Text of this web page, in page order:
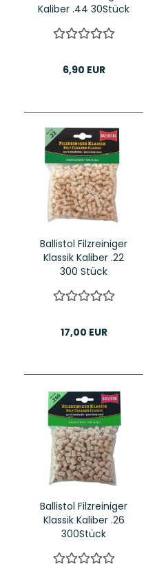
Kaliber .44 30Stück
6,90 EUR
Ballistol Filzreiniger
Klassik Kaliber .22
300 Stück
17,00 EUR
Ballistol Filzreiniger
Klassik Kaliber .26
300Stück